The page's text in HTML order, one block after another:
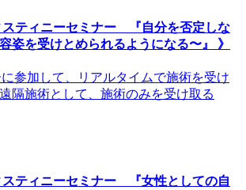
スティニーセミナー 『自分を否定しな
姿を受けとめられるようになる〜』 》
参加して、リアルタイムで施術を受け
隔施術として、施術のみを受け取る
スティニーセミナー 『女性としての自